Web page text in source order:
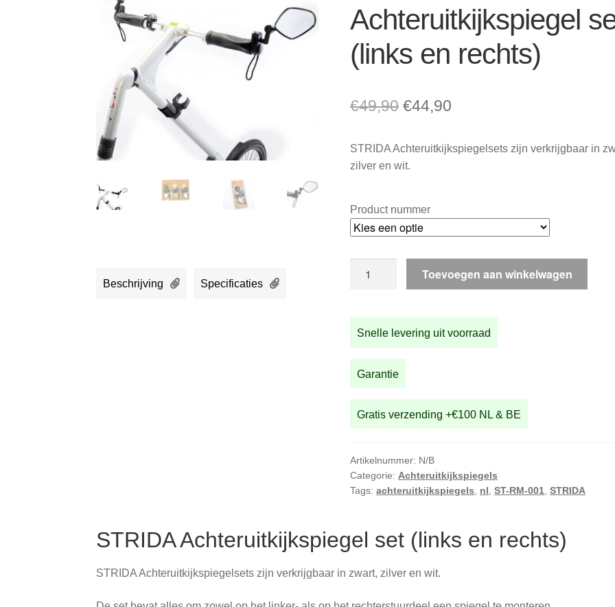
Achteruitkijkspiegel
(links en rechts)
€49,90 Oorspronkelijke
was:
€44,90
is:
STRIDA Achteruitkijkspiegelsets zijn verkrijgbaar in
zilver en wit.
Product nummer
(links
en
aantal
Toevoegen aan winkelwagen
Snelle levering uit voorraad
Garantie
Gratis verzending +€100 NL & BE
Artikelnummer: N/B
Categorie: Achteruitkijkspiegels
Tags:achteruitkijkspiegels nl ,ST-RM-001 ,STRIDA
Beschrijving Specificaties
STRIDA Achteruitkijkspiegel set (links en rechts)
STRIDA Achteruitkijkspiegelsets zijn verkrijgbaar in zwart, zilver en wit.